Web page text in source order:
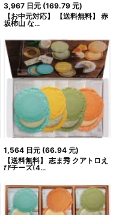
3,967 日元 (169.79 元)
【お中元対応】 【送料無料】 赤
坂柿山 な...
1,564 日元 (66.94 元)
【送料無料】 志ま秀 クアトロえ
びチーズ(4...